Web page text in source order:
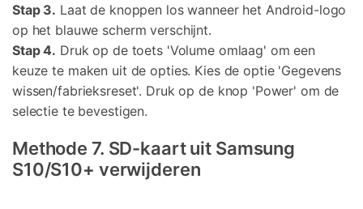
Stap 3. Laat de knoppen los wanneer het Android-logo
op het blauwe scherm verschijnt.
Stap 4. Druk op de toets 'Volume omlaag' om een
keuze te maken uit de opties. Kies de optie 'Gegevens
wissen/fabrieksreset'. Druk op de knop 'Power' om de
selectie te bevestigen.
Methode 7. SD-kaart uit Samsung
S10/S10+ verwijderen